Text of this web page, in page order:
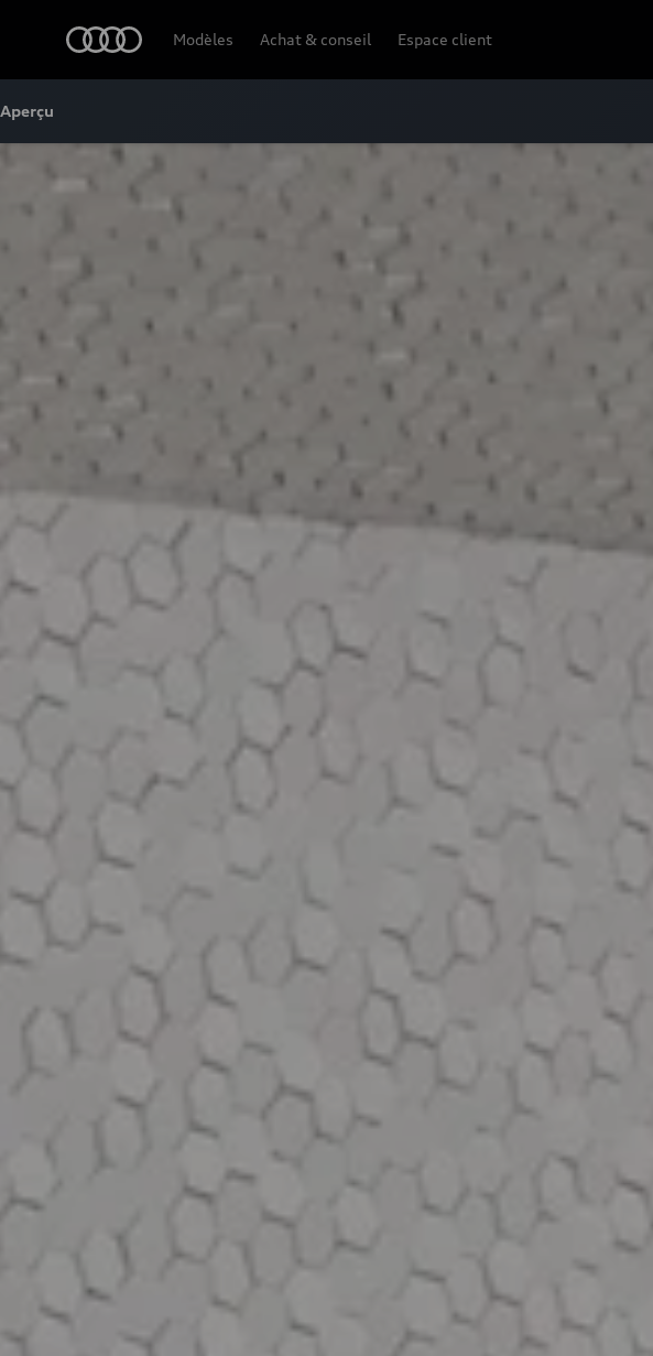
Modèles Achat & conseil Espace client
Aperçu